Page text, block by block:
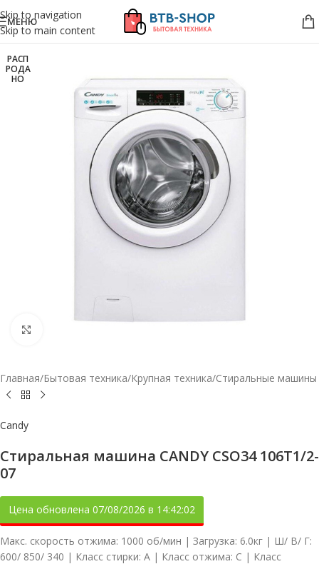
Skip to navigation
Skip to main content
МЕНЮ
РАСП
РОДА
НО
Главная/Бытовая техника/Крупная техника/Стиральные машины
Candy
Стиральная машина CANDY CSO34 106T1/2-
07
Цена обновлена 07/08/2026 в 14:42:02
Макс. скорость отжима: 1000 об/мин | Загрузка: 6.0кг | Ш/ В/ Г:
600/ 850/ 340 | Класс стирки: A | Класс отжима: C | Класс